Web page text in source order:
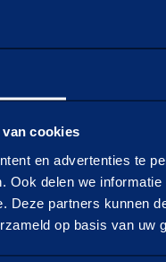
cookies
en advertenties te
Ook delen we
Deze partners kunnen
op basis van uw
veiligheid,
voorop. Daarom